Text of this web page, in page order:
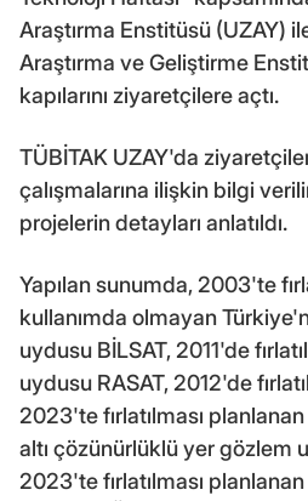
Araştırma Enstitüsü (UZAY)
Araştırma ve Geliştirme
kapılarını ziyaretçilere açtı.
TÜBİTAK UZAY'da
çalışmalarına ilişkin bilgi
projelerin detayları anlatıldı.
Yapılan sunumda, 2003'te
kullanımda olmayan
uydusu BİLSAT, 2011'de
uydusu RASAT, 2012'de
2023'te fırlatılması
altı çözünürlüklü yer gözlem
2023'te fırlatılması